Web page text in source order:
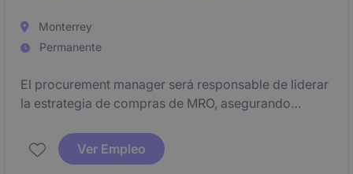
Monterrey
Permanente
El procurement manager será responsable de liderar
la estrategia de compras de MRO, asegurando
rol requiere ejecutar sourcing estratégico, gestión de
contratos y una estrecha colaboración con equipos
Ver Empleo